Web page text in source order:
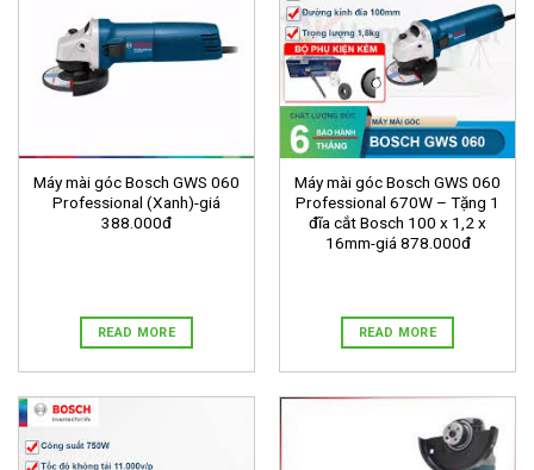
Máy mài góc Bosch GWS 060
Professional (Xanh)-giá
388.000đ
READ MORE
Máy mài góc Bosch GWS 060
Professional 670W – Tặng 1
đĩa cắt Bosch 100 x 1,2 x
16mm-giá 878.000đ
READ MORE